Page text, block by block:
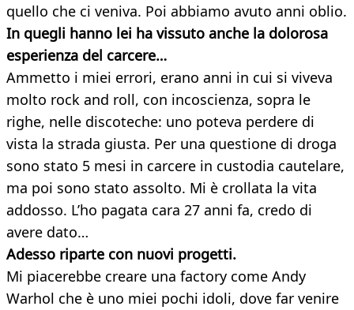
quello che ci veniva. Poi abbiamo avuto anni oblio.
In quegli hanno lei ha vissuto anche la dolorosa
esperienza del carcere…
Ammetto i miei errori, erano anni in cui si viveva
molto rock and roll, con incoscienza, sopra le
righe, nelle discoteche: uno poteva perdere di
vista la strada giusta. Per una questione di droga
sono stato 5 mesi in carcere in custodia cautelare,
ma poi sono stato assolto. Mi è crollata la vita
addosso. L’ho pagata cara 27 anni fa, credo di
avere dato…
Adesso riparte con nuovi progetti.
Mi piacerebbe creare una factory come Andy
Warhol che è uno miei pochi idoli, dove far venire